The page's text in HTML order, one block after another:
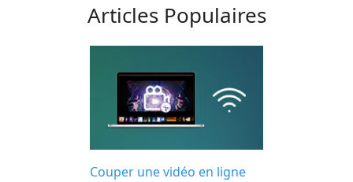
Articles Populaires
Couper une vidéo en ligne